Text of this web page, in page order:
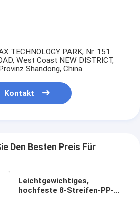
TECHNOLOGY PARK, Nr. 151
West Coast NEW DISTRICT,
Shandong, China
Kontakt
Den Besten Preis Für
Leichtgewichtiges,
hochfeste 8-Streifen-PP-